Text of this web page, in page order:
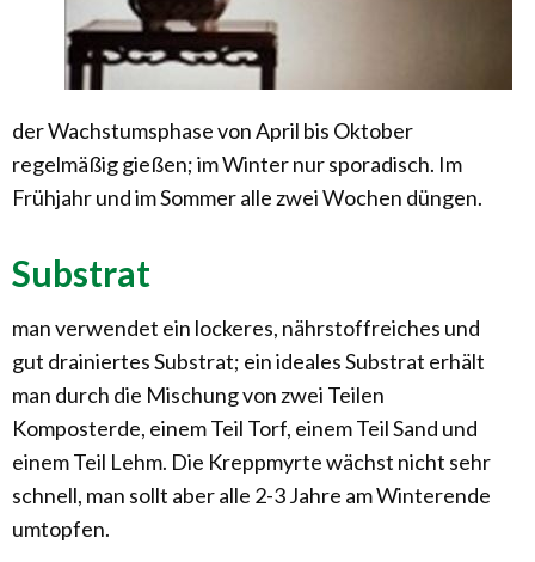
der Wachstumsphase von April bis Oktober
regelmäßig gießen; im Winter nur sporadisch. Im
Frühjahr und im Sommer alle zwei Wochen düngen.
Substrat
man verwendet ein lockeres, nährstoffreiches und
gut drainiertes Substrat; ein ideales Substrat erhält
man durch die Mischung von zwei Teilen
Komposterde, einem Teil Torf, einem Teil Sand und
einem Teil Lehm. Die Kreppmyrte wächst nicht sehr
schnell, man sollt aber alle 2-3 Jahre am Winterende
umtopfen.